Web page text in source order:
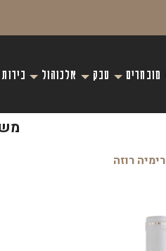
מובחרים טבק אלכוהול בירות
רוזה